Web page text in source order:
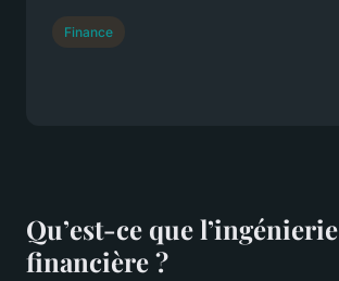
Qu’est-ce que l’ingénierie
financière ?
Finance